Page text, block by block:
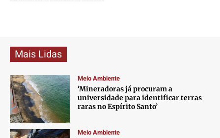
Mais Lidas
Meio Ambiente
‘Mineradoras já procuram a
universidade para identificar terras
raras no Espírito Santo’
Meio Ambiente